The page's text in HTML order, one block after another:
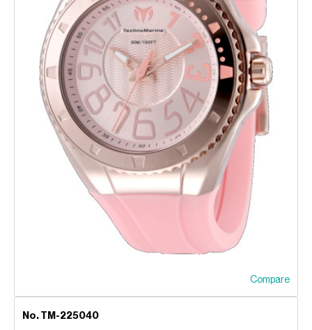
Compare
No. TM-225040